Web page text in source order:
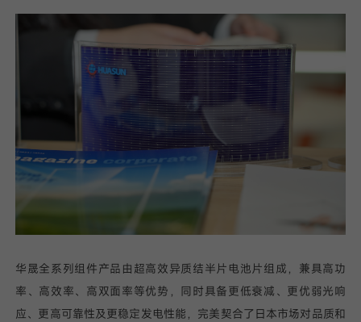
华晟全系列组件产品由超高效异质结半片电池片组成，兼具高功
率、高效率、高双面率等优势，同时具备更低衰减、更优弱光响
应、更高可靠性及更稳定发电性能，完美契合了日本市场对品质和